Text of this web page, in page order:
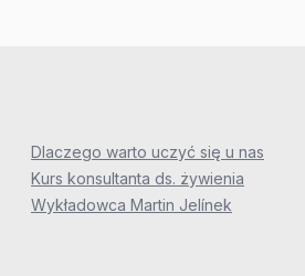
Dlaczego warto uczyć się u nas
Kurs konsultanta ds. żywienia
Wykładowca Martin Jelínek